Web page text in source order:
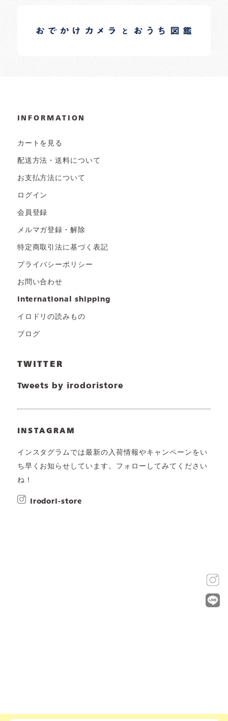
日常の様子など随時更新中です。
INFORMATION
カートを見る
配送方法・送料について
お支払方法について
ログイン
会員登録
メルマガ登録・解除
特定商取引法に基づく表記
プライバシーポリシー
お問い合わせ
international shipping
イロドリの読みもの
ブログ
TWITTER
Tweets by irodoristore
INSTAGRAM
インスタグラムでは最新の入荷情報やキャンペーンをい
ち早くお知らせしています。フォローしてみてください
ね！
irodori-store